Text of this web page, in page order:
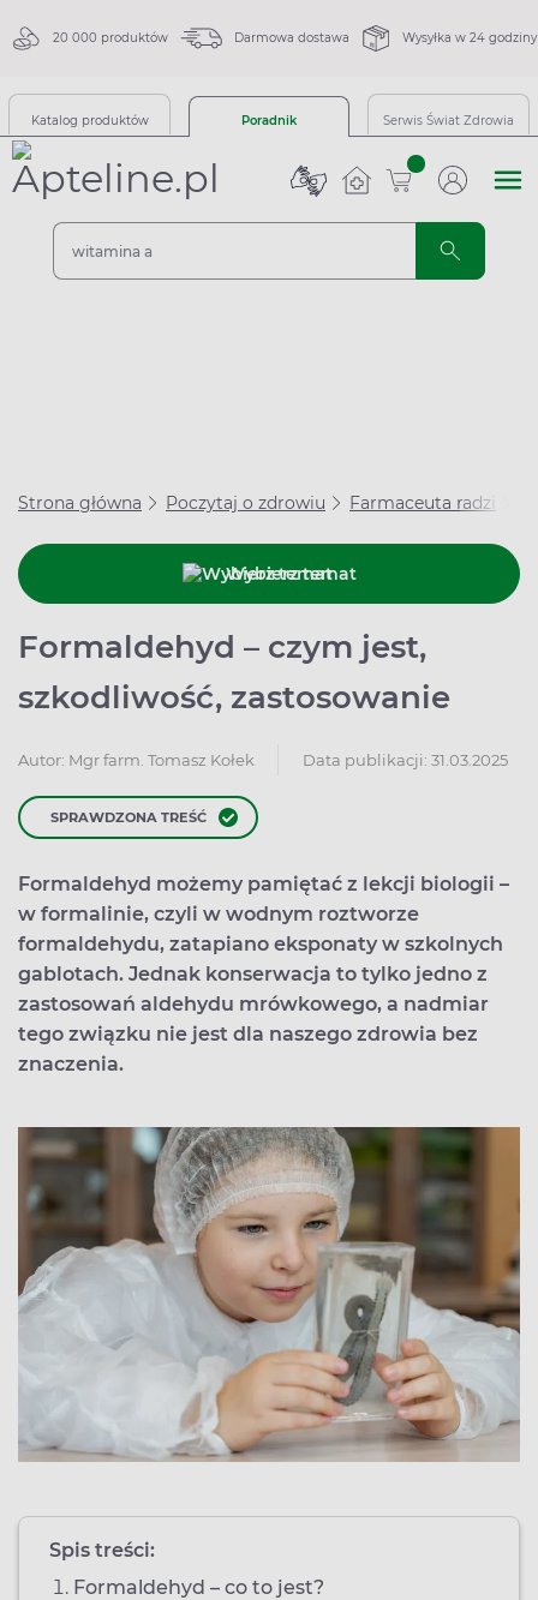
20 000 produktów Darmowa dostawa Wysyłka w 24 godziny
Katalog produktów Poradnik Serwis Świat Zdrowia
sztuk
Strona główna Poczytaj o zdrowiu Farmaceuta radzi
Wybierz temat
Formaldehyd – czym jest,
szkodliwość, zastosowanie
Autor: Mgr farm. Tomasz Kołek Data publikacji: 31.03.2025
SPRAWDZONA TREŚĆ
Formaldehyd możemy pamiętać z lekcji biologii –
w formalinie, czyli w wodnym roztworze
formaldehydu, zatapiano eksponaty w szkolnych
gablotach. Jednak konserwacja to tylko jedno z
zastosowań aldehydu mrówkowego, a nadmiar
tego związku nie jest dla naszego zdrowia bez
znaczenia.
Spis treści:
Formaldehyd – co to jest?